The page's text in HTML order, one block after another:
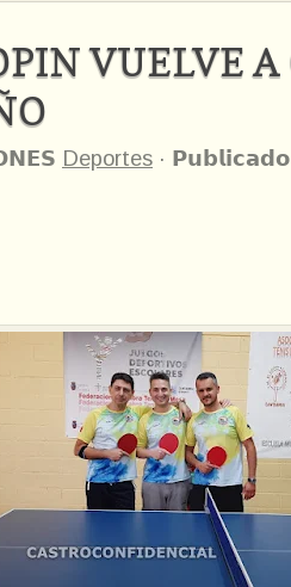
VUELVE
Deportes ·